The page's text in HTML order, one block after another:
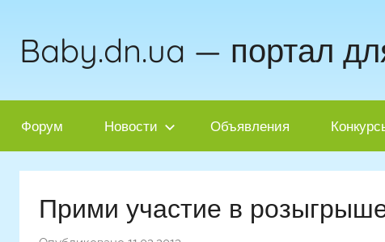
содержимому
Baby.dn.ua — портал
Форум Новости Объявления
Прими участие в